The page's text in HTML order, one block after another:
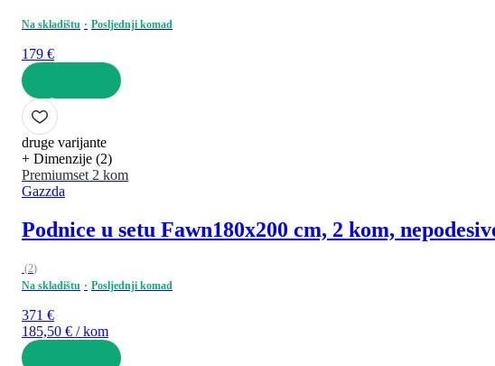
Na skladištu Posljednji komad
179 €
U KOŠARICU
druge varijante
+ Dimenzije (2)
Premiumset 2 kom
Gazzda
Podnice u setu Fawn180x200 cm, 2 kom,
(2)
Na skladištu
Posljednji komad
371 €
185,50 € / kom